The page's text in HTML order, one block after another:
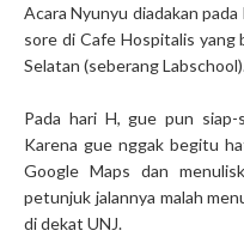
Acara Nyunyu diadakan
sore di Cafe Hospitalis yang
Selatan (seberang
Pada hari H, gue pun
Karena gue nggak begitu
Google Maps dan
petunjuk jalannya malah
di dekat UNJ.